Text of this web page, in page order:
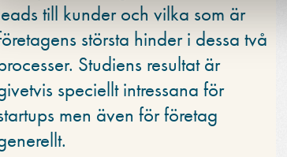
till kunder och vilka som är
största hinder i dessa två
Studiens resultat är
speciellt intressana för
men även för företag